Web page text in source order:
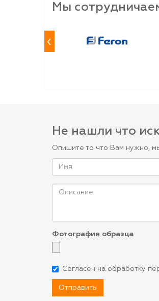
Мы
‹
Не нашли что
Опишите то что Вам нужно,
Фотография образца
Согласен на обработку
Отправить